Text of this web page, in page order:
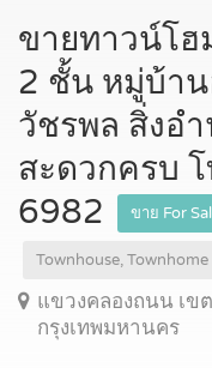
ขายทาวน์โฮ
2 ชั้น หมู่บ้า
วัชรพล สิ่งอ
สะดวกครบ
6982
ขาย For
Townhouse, Townhome
แขวงคลองถนน เข
กรุงเทพมหานคร